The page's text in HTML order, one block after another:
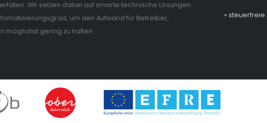
Wir setzen dabei auf smarte technische Lösungen
um den Aufwand für Betreiber,
möglichst gering zu halten.
»